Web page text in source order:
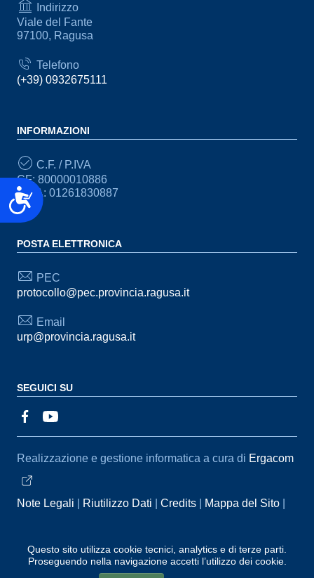
Accessibilità
Questo sito utilizza cookie tecnici, analytics e di terze parti.
Proseguendo nella navigazione accetti l’utilizzo dei cookie.
Indirizzo
Viale del Fante
97100, Ragusa
Telefono
(+39) 0932675111
INFORMAZIONI
C.F. / P.IVA
CF: 80000010886
P.IVA: 01261830887
POSTA ELETTRONICA
PEC
protocollo@pec.provincia.ragusa.it
Email
urp@provincia.ragusa.it
SEGUICI SU
Sezione Link Utili
Realizzazione e gestione informatica a cura di Ergacom
Note Legali Riutilizzo Dati Credits
Mappa del Sito
Segnalazioni
Statistiche accessi
Dichiarazione di
Accessibilità